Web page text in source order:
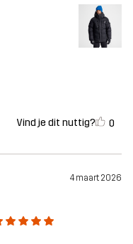
Vind je dit nuttig? 0
4 maart 2026